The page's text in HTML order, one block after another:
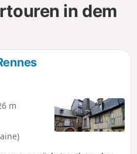
in dem
m